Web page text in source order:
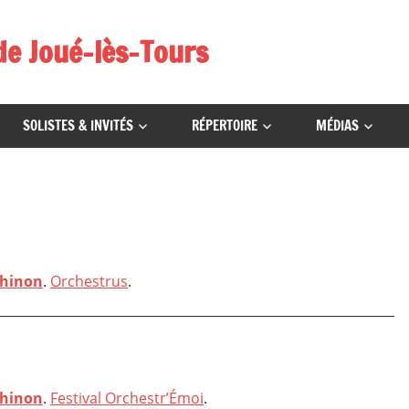
Joué-lès-Tours
SOLISTES & INVITÉS RÉPERTOIRE MÉDIAS
. Orchestrus.
. Festival Orchestr’Émoi.